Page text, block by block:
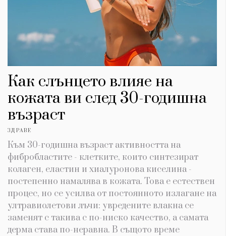
Как слънцето влияе на
кожата ви след 30-годишна
възраст
ЗДРАВЕ
Към 30-годишна възраст активността на
фибробластите - клетките, които синтезират
колаген, еластин и хиалуронова киселина -
постепенно намалява в кожата. Това е естествен
процес, но се усилва от постоянното излагане на
ултравиолетови лъчи: увредените влакна се
заменят с такива с по-ниско качество, а самата
дерма става по-неравна. В същото време